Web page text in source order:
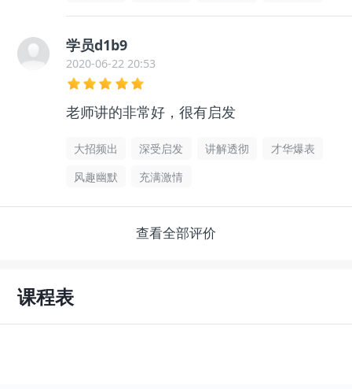
学员d1b9
2020-06-22 20:53
老师讲的非常好，很有启发
大招频出 深受启发 讲解透彻
才华爆表
风趣幽默
充满激情
查看全部评价
课程表